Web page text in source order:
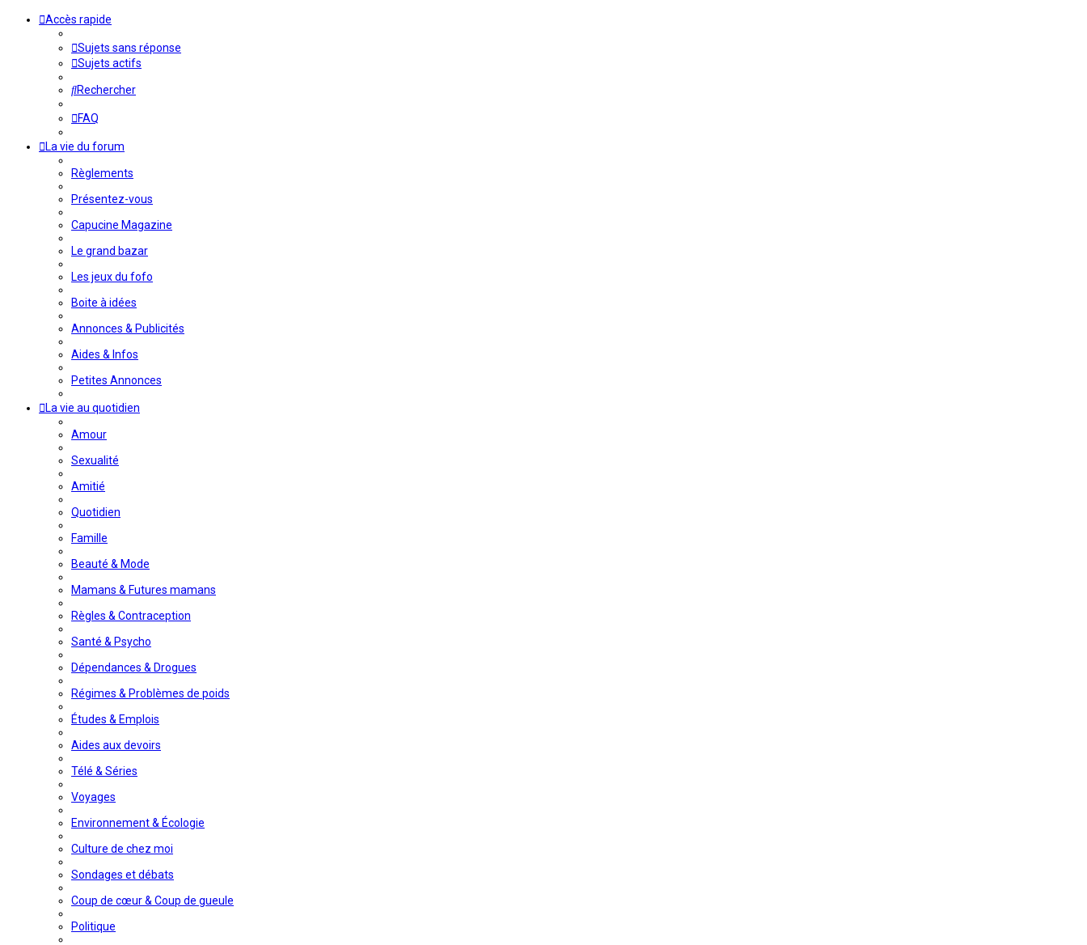
Accès rapide
Sujets sans réponse
Sujets actifs
Rechercher
FAQ
La vie du forum
Règlements
Présentez-vous
Capucine Magazine
Le grand bazar
Les jeux du fofo
Boite à idées
Annonces & Publicités
Aides & Infos
Petites Annonces
La vie au quotidien
Amour
Sexualité
Amitié
Quotidien
Famille
Beauté & Mode
Mamans & Futures mamans
Règles & Contraception
Santé & Psycho
Dépendances & Drogues
Régimes & Problèmes de poids
Études & Emplois
Aides aux devoirs
Télé & Séries
Voyages
Environnement & Écologie
Culture de chez moi
Sondages et débats
Coup de cœur & Coup de gueule
Politique